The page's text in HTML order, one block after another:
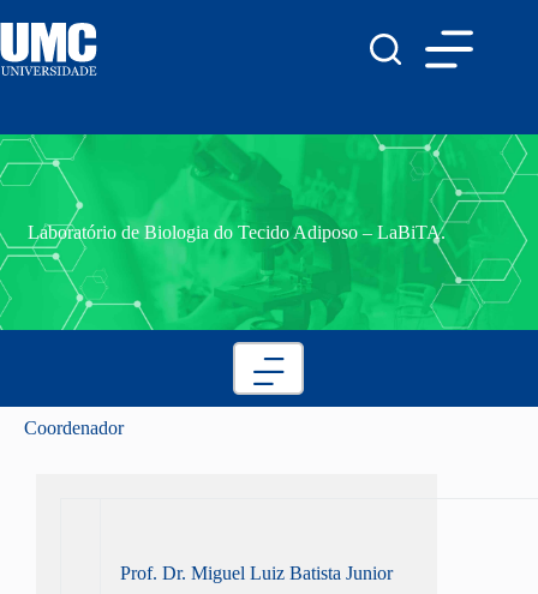
Laboratório de Biologia do Tecido Adiposo – LaBiTA.
Coordenador
Prof. Dr. Miguel Luiz Batista Junior